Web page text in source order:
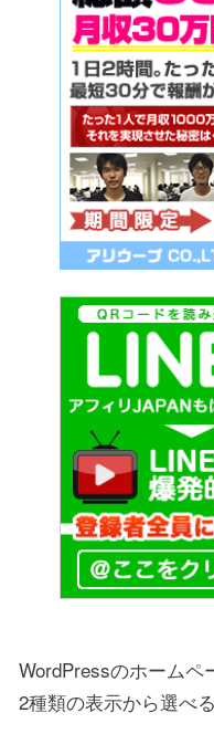
WordPressのホームペ
2種類の表示から選べ